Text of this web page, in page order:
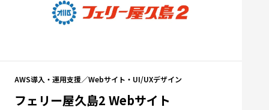
AWS導入・運用支援 Webサイト・UI/UXデザイン
フェリー屋久島2 Webサイト